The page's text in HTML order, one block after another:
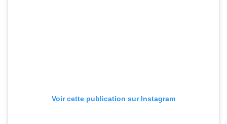
Voir cette publication sur Instagram